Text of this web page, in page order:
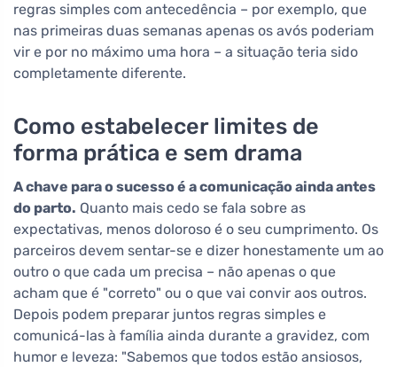
regras simples com antecedência – por exemplo, que
nas primeiras duas semanas apenas os avós poderiam
vir e por no máximo uma hora – a situação teria sido
completamente diferente.
Como estabelecer limites de
forma prática e sem drama
A chave para o sucesso é a comunicação ainda antes
do parto. Quanto mais cedo se fala sobre as
expectativas, menos doloroso é o seu cumprimento. Os
parceiros devem sentar-se e dizer honestamente um ao
outro o que cada um precisa – não apenas o que
acham que é "correto" ou o que vai convir aos outros.
Depois podem preparar juntos regras simples e
comunicá-las à família ainda durante a gravidez, com
humor e leveza: "Sabemos que todos estão ansiosos,